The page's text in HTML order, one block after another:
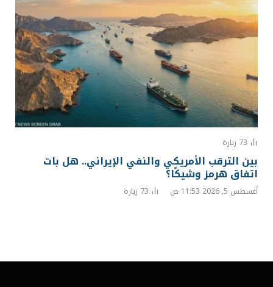
73 زيارة
بين الترقب الأمريكي والنفي الإيراني.. هل بات
اتفاق هرمز وشيكًا؟
أغسطس 5, 2026 11:53 ص 73 زيارة